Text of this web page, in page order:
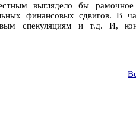
выглядело бы
финансовых сдвигов. В
спекуляциям и т.д. И,